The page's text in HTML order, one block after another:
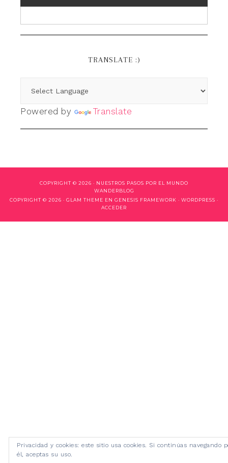
TRANSLATE :)
Powered by Translate
COPYRIGHT © 2026 · NUESTROS PASOS POR EL MUNDO
WANDERBLOG
COPYRIGHT © 2026 · GLAM THEME EN GENESIS FRAMEWORK · WORDPRESS ·
ACCEDER
Privacidad y cookies: este sitio usa cookies. Si continúas navegando
él, aceptas su uso.